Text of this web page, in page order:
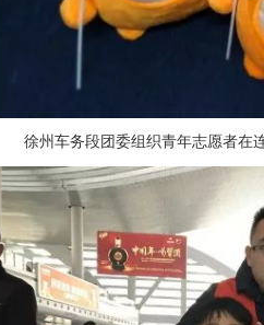
徐州车务段团委组织青年志愿者在连